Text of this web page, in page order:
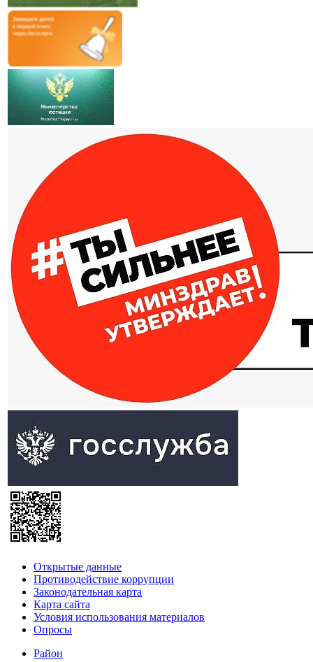
Открытые данные
Противодействие коррупции
Законодательная карта
Карта сайта
Условия использования материалов
Опросы
Район